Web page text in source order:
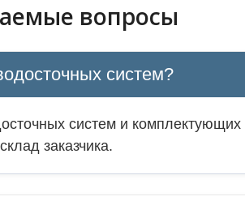
вопросы
систем?
систем и
заказчика.